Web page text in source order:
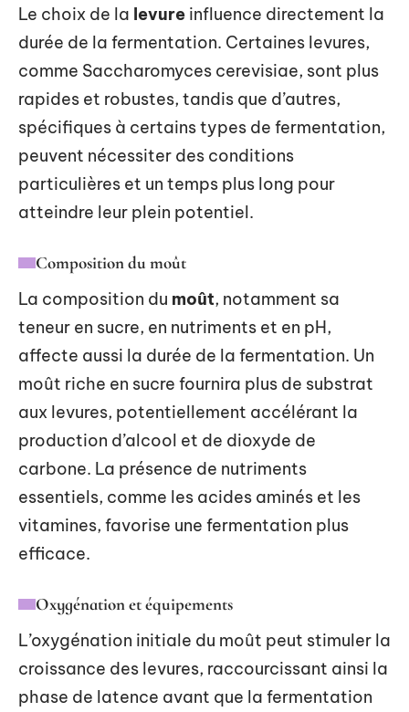
Le choix de la levure influence directement la
durée de la fermentation. Certaines levures,
comme Saccharomyces cerevisiae, sont plus
rapides et robustes, tandis que d’autres,
spécifiques à certains types de fermentation,
peuvent nécessiter des conditions
particulières et un temps plus long pour
atteindre leur plein potentiel.
Composition du moût
La composition du moût, notamment sa
teneur en sucre, en nutriments et en pH,
affecte aussi la durée de la fermentation. Un
moût riche en sucre fournira plus de substrat
aux levures, potentiellement accélérant la
production d’alcool et de dioxyde de
carbone. La présence de nutriments
essentiels, comme les acides aminés et les
vitamines, favorise une fermentation plus
efficace.
Oxygénation et équipements
L’oxygénation initiale du moût peut stimuler la
croissance des levures, raccourcissant ainsi la
phase de latence avant que la fermentation